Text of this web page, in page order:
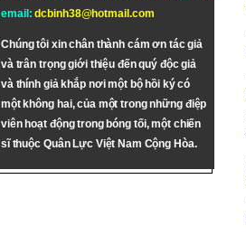
email:dcbinh38@hotmail.com
Chúng tôi xin chân thành cám ơn tác giả
và trân trọng giới thiệu đến quý độc giả
và thính giả khắp nơi một bộ hồi ký có
một không hai, của một trong những điệp
viên hoạt động trong bóng tối, một chiến
sĩ thuộc Quân Lực Việt Nam Cộng Hòa.